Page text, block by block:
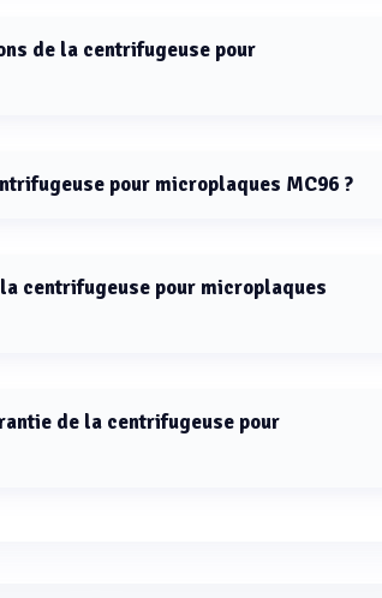
de la centrifugeuse pour
pour microplaques MC96 ?
centrifugeuse pour microplaques
de la centrifugeuse pour